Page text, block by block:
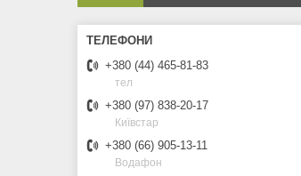
+380 (44) 465-81-83
тел
+380 (97) 838-20-17
Київстар
+380 (66) 905-13-11
Водафон